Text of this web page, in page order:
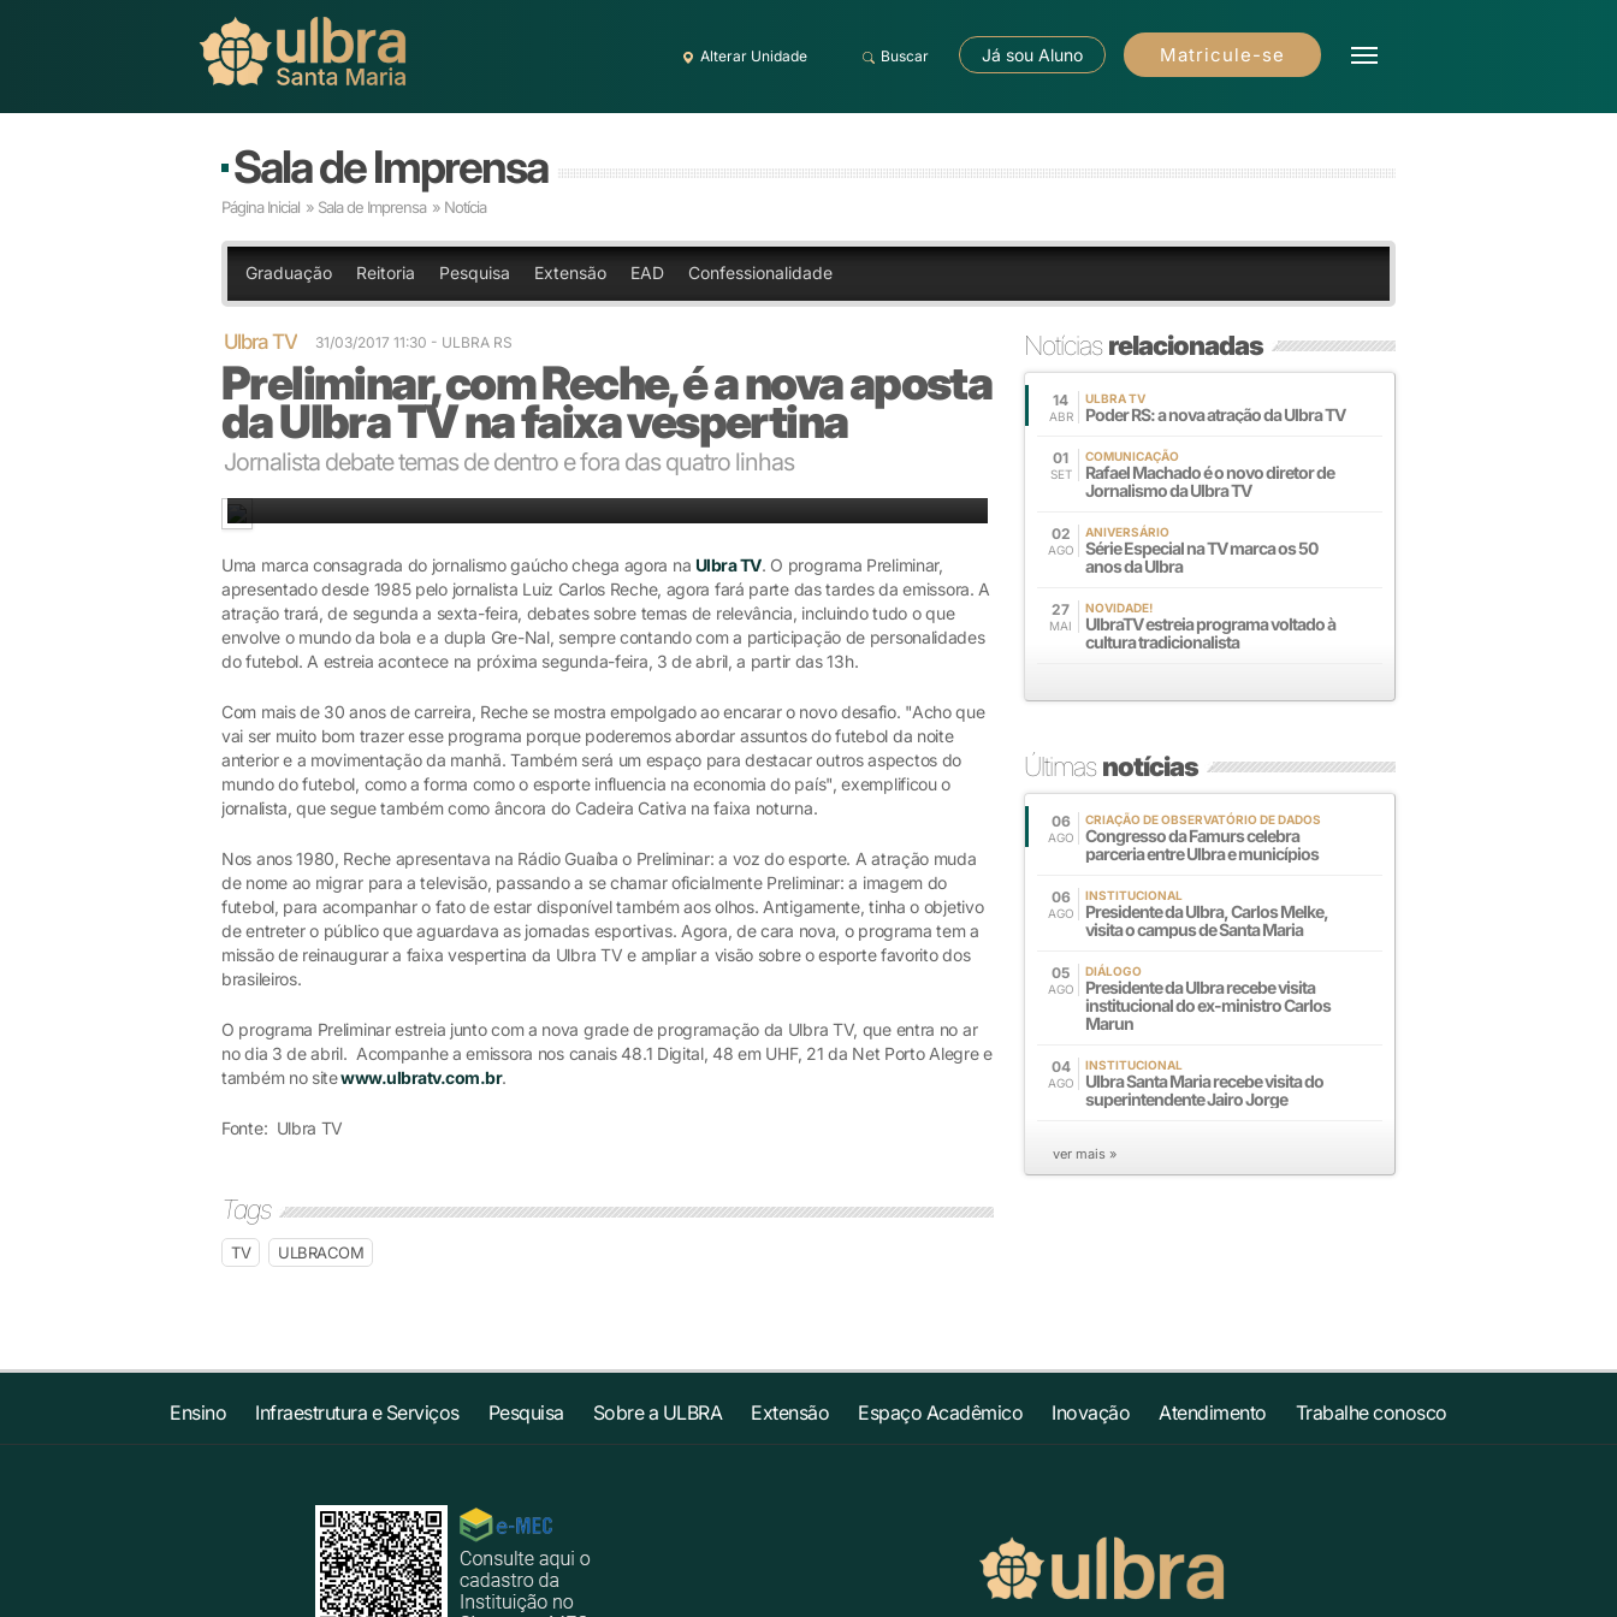
Alterar Unidade Buscar Já sou Aluno Matricule-se
Sala de Imprensa
Página Inicial » Sala de Imprensa » Notícia
Graduação Reitoria Pesquisa Extensão EAD Confessionalidade
Ulbra TV 31/03/2017 11:30 - ULBRA RS
Preliminar, com Reche, é a nova aposta
da Ulbra TV na faixa vespertina
Jornalista debate temas de dentro e fora das quatro linhas
Uma marca consagrada do jornalismo gaúcho chega agora na Ulbra TV. O programa Preliminar,
apresentado desde 1985 pelo jornalista Luiz Carlos Reche, agora fará parte das tardes da emissora. A
atração trará, de segunda a sexta-feira, debates sobre temas de relevância, incluindo tudo o que
envolve o mundo da bola e a dupla Gre-Nal, sempre contando com a participação de personalidades
do futebol. A estreia acontece na próxima segunda-feira, 3 de abril, a partir das 13h.
Com mais de 30 anos de carreira, Reche se mostra empolgado ao encarar o novo desafio. "Acho que
vai ser muito bom trazer esse programa porque poderemos abordar assuntos do futebol da noite
anterior e a movimentação da manhã. Também será um espaço para destacar outros aspectos do
mundo do futebol, como a forma como o esporte influencia na economia do país", exemplificou o
jornalista, que segue também como âncora do Cadeira Cativa na faixa noturna.
Nos anos 1980, Reche apresentava na Rádio Guaíba o Preliminar: a voz do esporte. A atração muda
de nome ao migrar para a televisão, passando a se chamar oficialmente Preliminar: a imagem do
futebol, para acompanhar o fato de estar disponível também aos olhos. Antigamente, tinha o objetivo
de entreter o público que aguardava as jornadas esportivas. Agora, de cara nova, o programa tem a
missão de reinaugurar a faixa vespertina da Ulbra TV e ampliar a visão sobre o esporte favorito dos
brasileiros.
O programa Preliminar estreia junto com a nova grade de programação da Ulbra TV, que entra no ar
no dia 3 de abril. Acompanhe a emissora nos canais 48.1 Digital, 48 em UHF, 21 da Net Porto Alegre e
também no sitewww.ulbratv.com.br.
Fonte: Ulbra TV
Tags
TV ULBRACOM
Notíciasrelacionadas
14
ABR
ULBRA TV
Poder RS: a nova atração da Ulbra TV
01
SET
COMUNICAÇÃO
Rafael Machado é o novo diretor de
Jornalismo da Ulbra TV
02
AGO
ANIVERSÁRIO
Série Especial na TV marca os 50
anos da Ulbra
27
MAI
NOVIDADE!
UlbraTV estreia programa voltado à
cultura tradicionalista
Últimasnotícias
06
AGO
CRIAÇÃO DE OBSERVATÓRIO DE DADOS
Congresso da Famurs celebra
parceria entre Ulbra e municípios
06
AGO
INSTITUCIONAL
Presidente da Ulbra, Carlos Melke,
visita o campus de Santa Maria
05
AGO
DIÁLOGO
Presidente da Ulbra recebe visita
institucional do ex-ministro Carlos
Marun
04
AGO
INSTITUCIONAL
Ulbra Santa Maria recebe visita do
superintendente Jairo Jorge
ver mais »
Ensino Infraestrutura e Serviços Pesquisa Sobre a ULBRA Extensão Espaço Acadêmico Inovação Atendimento Trabalhe conosco